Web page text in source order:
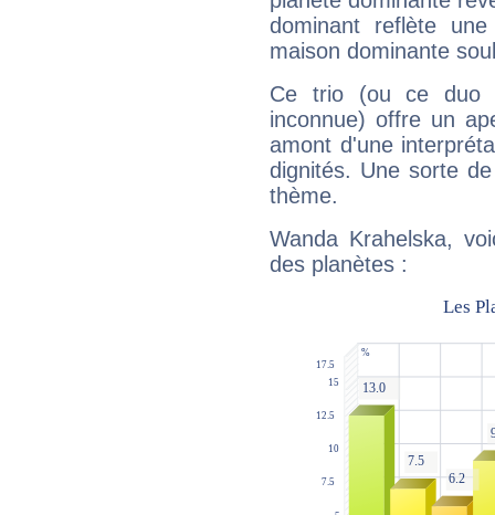
dominant reflète
maison dominante
Ce trio (ou ce duo
inconnue) offre un
amont d'une
dignités. Une sorte
thème.
Wanda Krahelska,
des planètes :